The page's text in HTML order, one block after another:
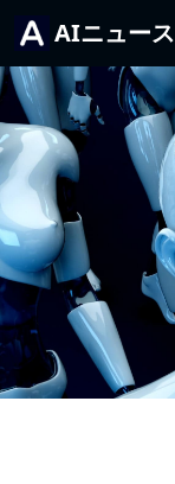
AIニュース